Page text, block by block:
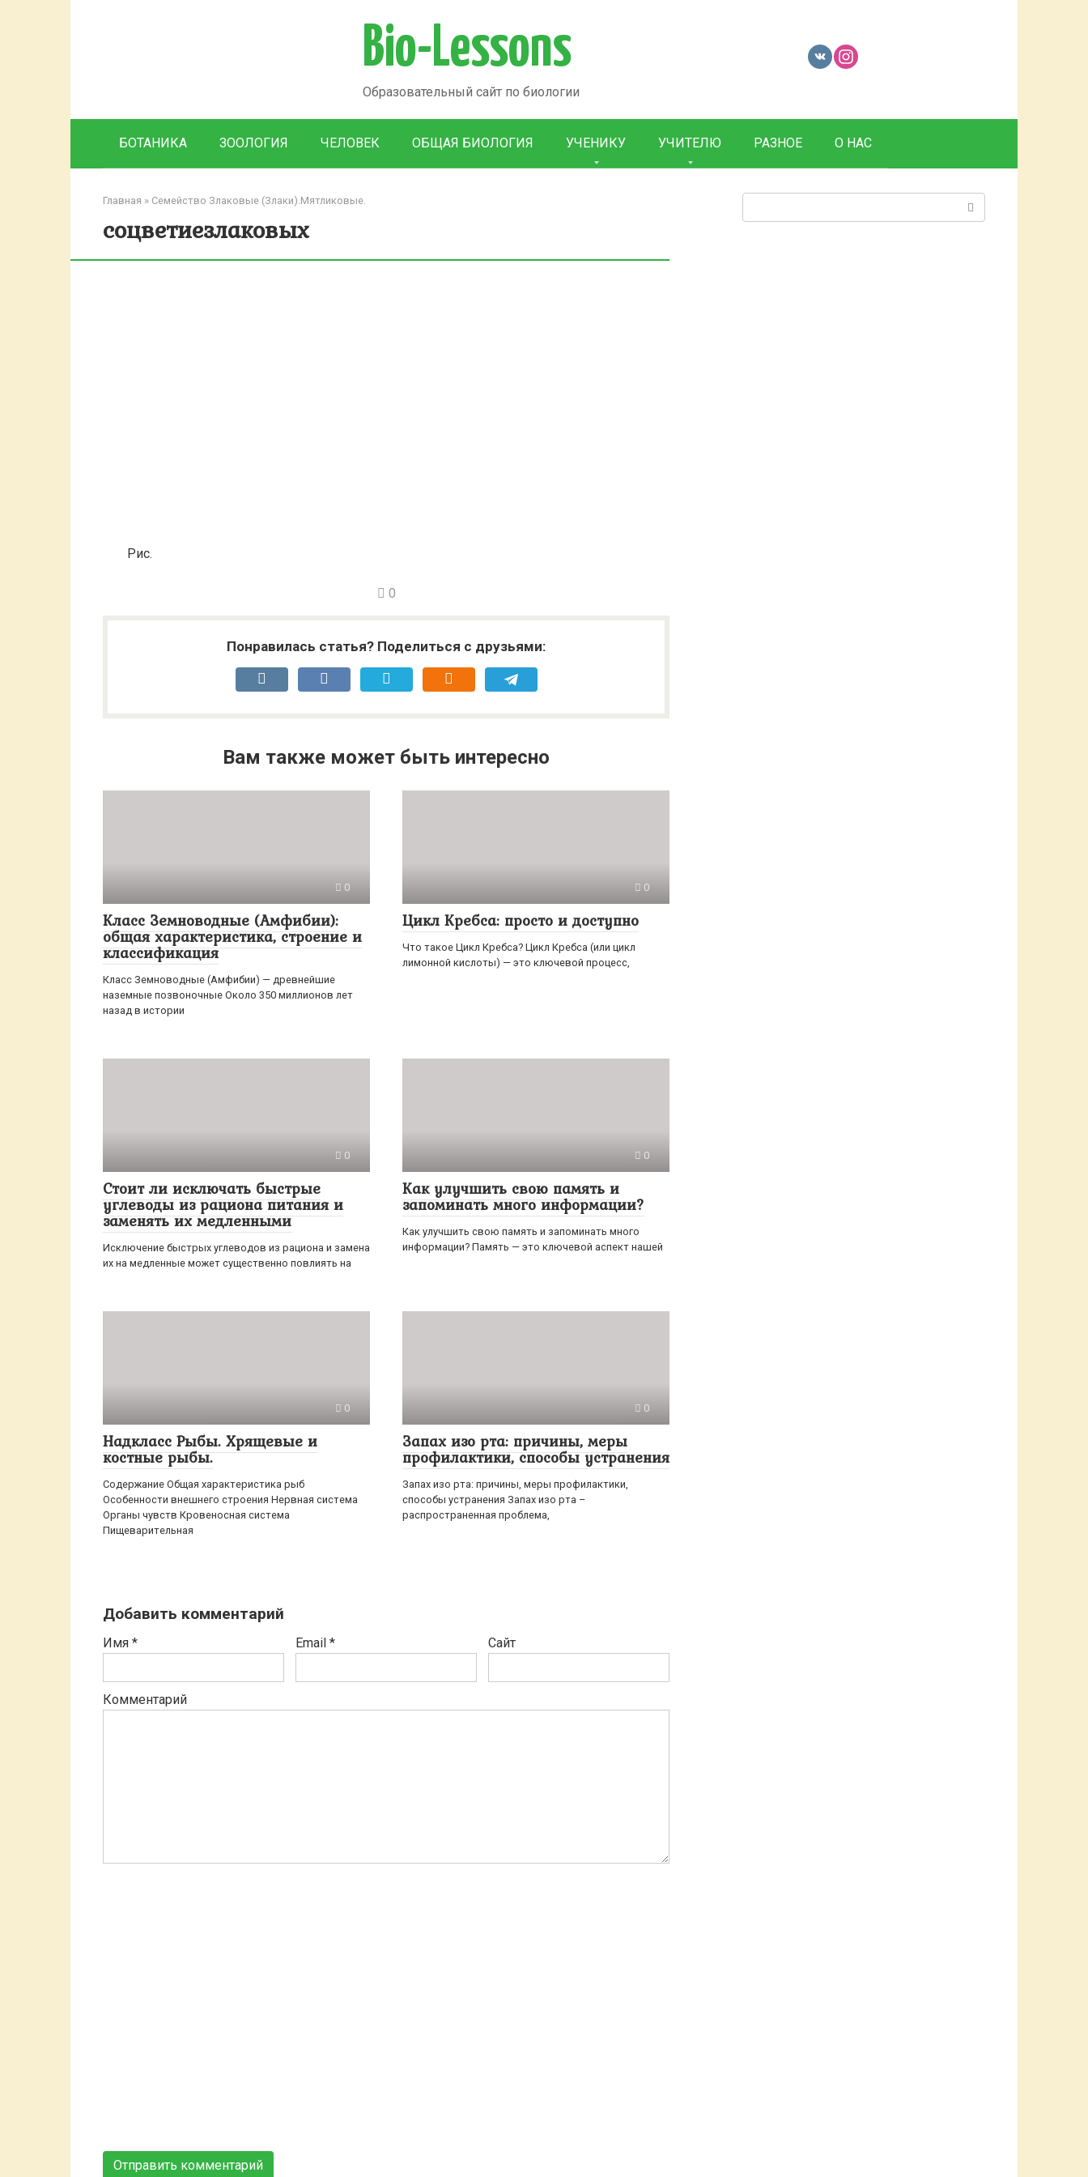
Bio-Lessons
Образовательный сайт по биологии
БОТАНИКА ЗООЛОГИЯ ЧЕЛОВЕК ОБЩАЯ БИОЛОГИЯ УЧЕНИКУ УЧИТЕЛЮ РАЗНОЕ О НАС
Главная » Семейство Злаковые (Злаки).Мятликовые.
соцветиезлаковых
Рис.
0
Понравилась статья? Поделиться с друзьями:
Вам также может быть интересно
0
Класс Земноводные (Амфибии):
общая характеристика, строение и
классификация
Класс Земноводные (Амфибии) — древнейшие
наземные позвоночные Около 350 миллионов лет
назад в истории
0
Цикл Кребса: просто и доступно
Что такое Цикл Кребса? Цикл Кребса (или цикл
лимонной кислоты) — это ключевой процесс,
0
Стоит ли исключать быстрые
углеводы из рациона питания и
заменять их медленными
Исключение быстрых углеводов из рациона и замена
их на медленные может существенно повлиять на
0
Как улучшить свою память и
запоминать много информации?
Как улучшить свою память и запоминать много
информации? Память — это ключевой аспект нашей
0
Надкласс Рыбы. Хрящевые и
костные рыбы.
Содержание Общая характеристика рыб
Особенности внешнего строения Нервная система
Органы чувств Кровеносная система
Пищеварительная
0
Запах изо рта: причины, меры
профилактики, способы устранения
Запах изо рта: причины, меры профилактики,
способы устранения Запах изо рта –
распространенная проблема,
Добавить комментарий
Имя * Email * Сайт
Комментарий